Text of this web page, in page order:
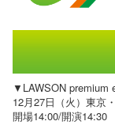
▼LAWSON premium
12月27日（火）東京
開場14:00/開演14:30